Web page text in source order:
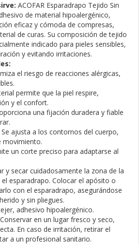
ACOFAR Esparadrapo Tejido Sin
de material hipoalergénico,
eficaz y cómoda de compresas,
de curas. Su composición de tejido
indicado para pieles sensibles,
y evitando irritaciones.
el riesgo de reacciones alérgicas,
permite que la piel respire,
y el confort.
una fijación duradera y fiable
ajusta a los contornos del cuerpo,
movimiento.
un corte preciso para adaptarse al
y secar cuidadosamente la zona de la
esparadrapo. Colocar el apósito o
con el esparadrapo, asegurándose
y sin pliegues.
adhesivo hipoalergénico.
Conservar en un lugar fresco y seco,
En caso de irritación, retirar el
a un profesional sanitario.